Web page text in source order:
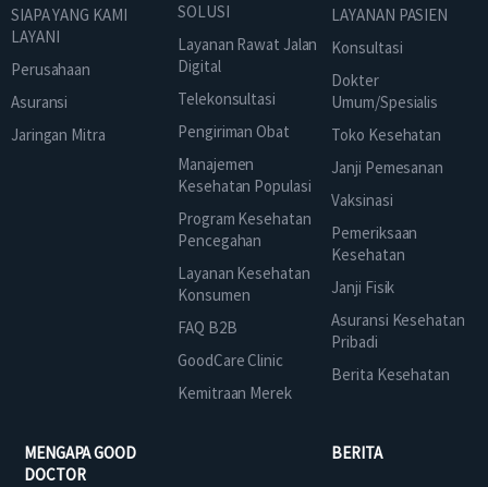
SIAPA YANG KAMI
LAYANI
Perusahaan
Asuransi
Jaringan Mitra
SOLUSI
Layanan Rawat Jalan
Digital
Telekonsultasi
Pengiriman Obat
Manajemen
Kesehatan Populasi
Program Kesehatan
Pencegahan
Layanan Kesehatan
Konsumen
FAQ B2B
GoodCare Clinic
Kemitraan Merek
LAYANAN PASIEN
Konsultasi
Dokter
Umum/Spesialis
Toko Kesehatan
Janji Pemesanan
Vaksinasi
Pemeriksaan
Kesehatan
Janji Fisik
Asuransi Kesehatan
Pribadi
Berita Kesehatan
MENGAPA GOOD
DOCTOR
BERITA